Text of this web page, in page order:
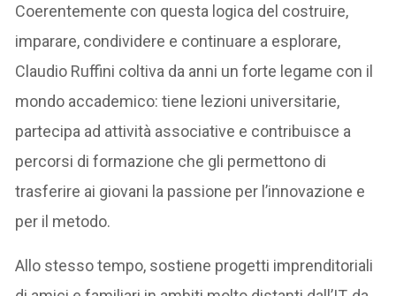
Coerentemente con questa logica del costruire,
imparare, condividere e continuare a esplorare,
Claudio Ruffini coltiva da anni un forte legame con il
mondo accademico: tiene lezioni universitarie,
partecipa ad attività associative e contribuisce a
percorsi di formazione che gli permettono di
trasferire ai giovani la passione per l’innovazione e
per il metodo.
Allo stesso tempo, sostiene progetti imprenditoriali